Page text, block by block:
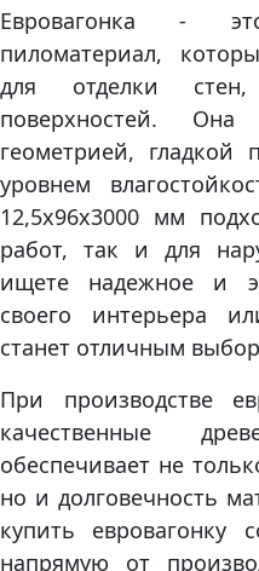
Евровагонка - это
пиломатериал,
для отделки
поверхностей. Она
геометрией, гладкой
уровнем
12,5х96х3000 мм
работ, так и для
ищете надежное и
своего интерьера
станет отличным
При производстве
качественные
обеспечивает не
но и долговечность
купить евровагонку
напрямую от